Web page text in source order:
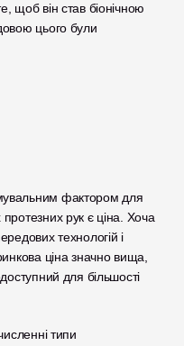
щоб він став біонічною
цього були
фактором для
рук є ціна. Хоча
технологій і
ціна значно вища,
для більшості
типи